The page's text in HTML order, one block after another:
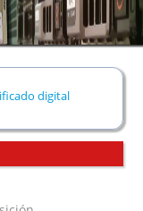
digital